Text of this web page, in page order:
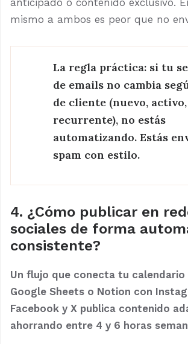
anticipado o contenido exclusivo.
mismo a ambos es peor que no
La regla práctica: si tu
de emails no cambia
de cliente (nuevo,
recurrente), no estás
automatizando. Estás
spam con estilo.
4. ¿Cómo publicar en
sociales de forma
consistente?
Un flujo que conecta tu
Google Sheets o Notion con
Facebook y X publica contenido
ahorrando entre 4 y 6 horas